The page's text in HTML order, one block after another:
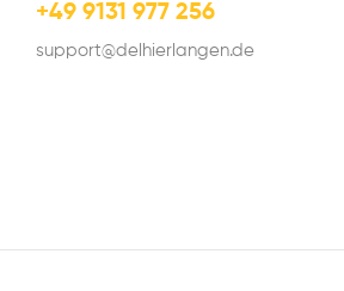
+49 9131 977 256
support@delhierlangen.de